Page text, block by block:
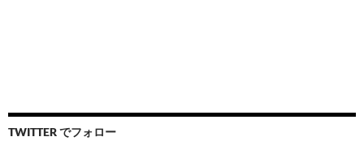
TWITTER でフォロー